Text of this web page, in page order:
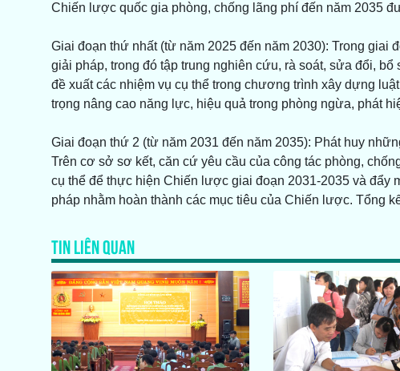
Chiến lược quốc gia phòng, chống lãng phí đến năm 2035
Giai đoạn thứ nhất (từ năm 2025 đến năm 2030): Trong giai
giải pháp, trong đó tập trung nghiên cứu, rà soát, sửa đổi,
đề xuất các nhiệm vụ cụ thể trong chương trình xây dựng
trọng nâng cao năng lực, hiệu quả trong phòng ngừa, phát
Giai đoạn thứ 2 (từ năm 2031 đến năm 2035): Phát huy
Trên cơ sở sơ kết, căn cứ yêu cầu của công tác phòng,
cụ thể để thực hiện Chiến lược giai đoạn 2031-2035 và đẩy
pháp nhằm hoàn thành các mục tiêu của Chiến lược. Tổng
TIN LIÊN QUAN